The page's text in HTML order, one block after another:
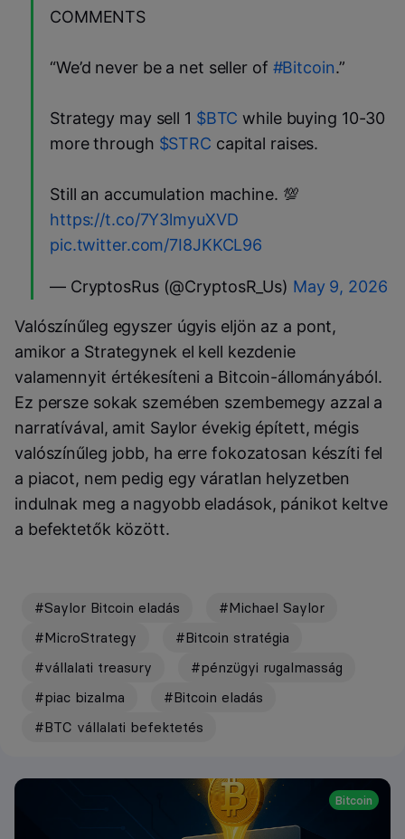
COMMENTS
“We’d never be a net seller of #Bitcoin.”
Strategy may sell 1 $BTC while buying 10-30
more through $STRC capital raises.
Still an accumulation machine. 💯
https://t.co/7Y3lmyuXVD
pic.twitter.com/7I8JKKCL96
— CryptosRus (@CryptosR_Us) May 9, 2026
Valószínűleg egyszer úgyis eljön az a pont,
amikor a Strategynek el kell kezdenie
valamennyit értékesíteni a Bitcoin-állományából.
Ez persze sokak szemében szembemegy azzal a
narratívával, amit Saylor évekig épített, mégis
valószínűleg jobb, ha erre fokozatosan készíti fel
a piacot, nem pedig egy váratlan helyzetben
indulnak meg a nagyobb eladások, pánikot keltve
a befektetők között.
#Saylor Bitcoin eladás
#Michael Saylor
#MicroStrategy
#Bitcoin stratégia
#vállalati treasury
#pénzügyi rugalmasság
#piac bizalma
#Bitcoin eladás
#BTC vállalati befektetés
Bitcoin